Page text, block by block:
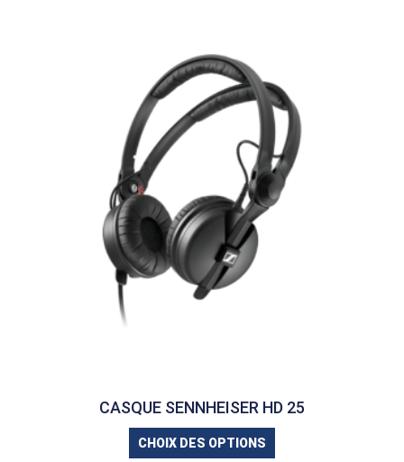
CASQUE SENNHEISER HD 25
CHOIX DES OPTIONS